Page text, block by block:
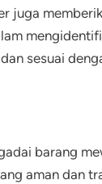
juga
sesuai
barang
aman dan